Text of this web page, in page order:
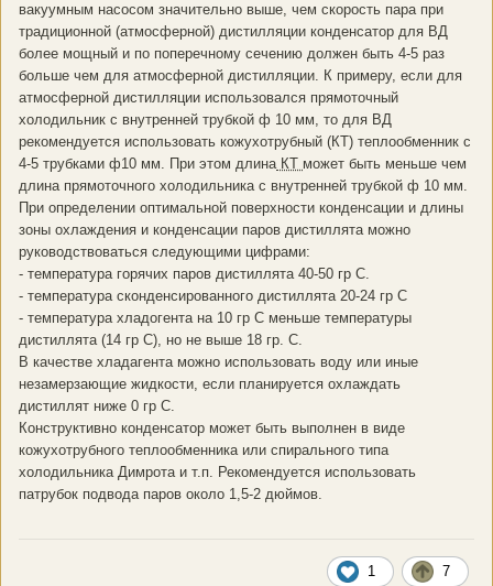
вакуумным насосом значительно выше, чем скорость пара при
традиционной (атмосферной) дистилляции конденсатор для ВД
более мощный и по поперечному сечению должен быть 4-5 раз
больше чем для атмосферной дистилляции. К примеру, если для
атмосферной дистилляции использовался прямоточный
холодильник с внутренней трубкой ф 10 мм, то для ВД
рекомендуется использовать кожухотрубный (КТ) теплообменник с
4-5 трубками ф10 мм. При этом длинаКТ может быть меньше чем
длина прямоточного холодильника с внутренней трубкой ф 10 мм.
При определении оптимальной поверхности конденсации и длины
зоны охлаждения и конденсации паров дистиллята можно
руководствоваться следующими цифрами:
- температура горячих паров дистиллята 40-50 гр С.
- температура сконденсированного дистиллята 20-24 гр С
- температура хладогента на 10 гр С меньше температуры
дистиллята (14 гр С), но не выше 18 гр. С.
В качестве хладагента можно использовать воду или иные
незамерзающие жидкости, если планируется охлаждать
дистиллят ниже 0 гр С.
Конструктивно конденсатор может быть выполнен в виде
кожухотрубного теплообменника или спирального типа
холодильника Димрота и т.п. Рекомендуется использовать
патрубок подвода паров около 1,5-2 дюймов.
1 7